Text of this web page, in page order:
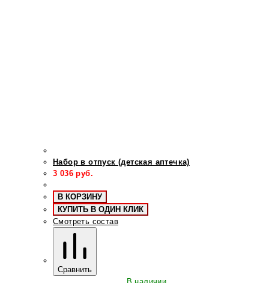
Набор в отпуск (детская аптечка)
3 036 руб.
В КОРЗИНУ
КУПИТЬ В ОДИН КЛИК
Смотреть состав
Сравнить